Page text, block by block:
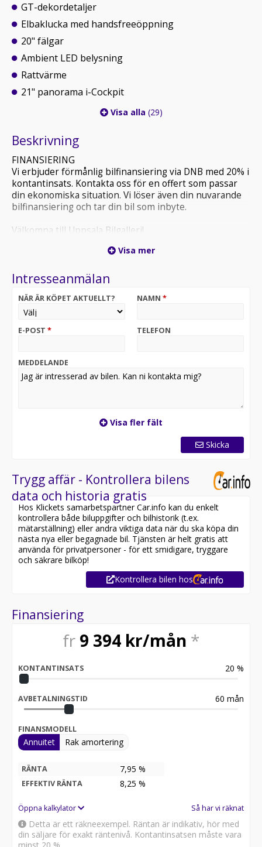
GT-dekordetaljer
Elbaklucka med handsfreeöppning
20" fälgar
Ambient LED belysning
Rattvärme
21" panorama i-Cockpit
Visa alla (29)
Beskrivning
FINANSIERING
Vi erbjuder förmånlig bilfinansiering via DNB med 20% i
kontantinsats. Kontakta oss för en offert som passar
din ekonomiska situation. Vi löser även din nuvarande
bilfinansiering och tar din bil som inbyte.
Välkomna till Uppsala Bilgalleri!
Visa mer
Intresseanmälan
NÄR ÄR KÖPET AKTUELLT? NAMN *
E-POST * TELEFON
MEDDELANDE
Visa fler fält
Skicka
Trygg affär - Kontrollera bilens
data och historia gratis
Hos Klickets samarbetspartner Car.info kan du enkelt
kontrollera både biluppgifter och bilhistorik (t.ex.
mätarställning) eller andra viktiga data när du ska köpa din
nästa nya eller begagnade bil. Tjänsten är helt gratis att
använda för privatpersoner - för ett smidigare, tryggare
och säkrare bilköp!
Kontrollera bilen hos
Finansiering
fr 9 394 kr/mån *
KONTANTINSATS 20 %
AVBETALNINGSTID 60 mån
FINANSMODELL
Annuitet Rak amortering
RÄNTA 7,95 %
EFFEKTIV RÄNTA 8,25 %
Öppna kalkylator Så har vi räknat
Detta är ett räkneexempel. Räntan är indikativ, hör med
din säljare för exakt räntenivå. Kontantinsatsen måste vara
minst 20 %.